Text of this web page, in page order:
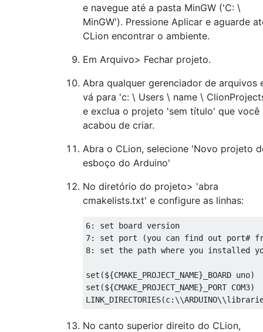
e navegue até a pasta MinGW ('C: \
MinGW'). Pressione Aplicar e aguarde
CLion encontrar o ambiente.
Em Arquivo> Fechar projeto.
Abra qualquer gerenciador de arquivos
vá para 'c: \ Users \ name \
e exclua o projeto 'sem título' que você
acabou de criar.
Abra o CLion, selecione 'Novo projeto
esboço do Arduino'
No diretório do projeto> 'abra
cmakelists.txt' e configure as linhas:
6: set board version
7: set port (you can find out port#
8: set the path where you installed
set(${CMAKE_PROJECT_NAME}_BOARD uno)
set(${CMAKE_PROJECT_NAME}_PORT COM3)
No canto superior direito do CLion,